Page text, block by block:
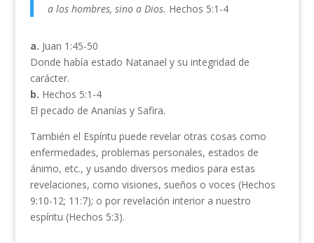
a los hombres, sino a Dios. Hechos 5:1-4
a. Juan 1:45-50
Donde había estado Natanael y su integridad de
carácter.
b. Hechos 5:1-4
El pecado de Ananías y Safira.
También el Espíritu puede revelar otras cosas como
enfermedades, problemas personales, estados de
ánimo, etc., y usando diversos medios para estas
revelaciones, como visiones, sueños o voces (Hechos
9:10-12; 11:7); o por revelación interior a nuestro
espíritu (Hechos 5:3).